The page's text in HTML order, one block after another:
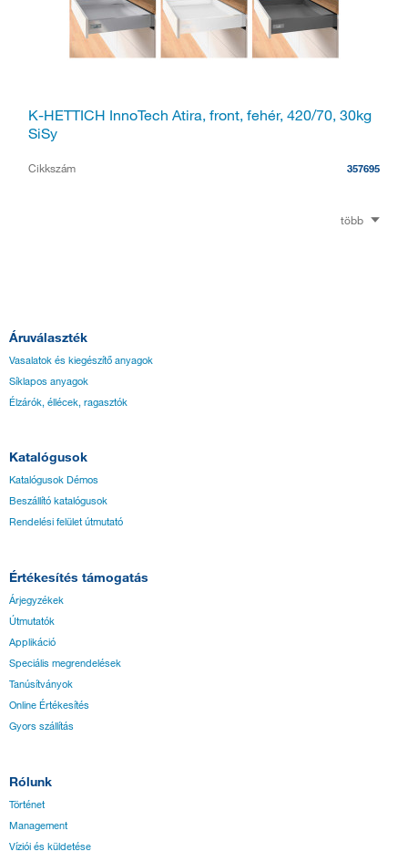
K-HETTICH InnoTech Atira, front, fehér, 420/70, 30kg
SiSy
Cikkszám 357695
több
Áruválaszték
Vasalatok és kiegészítő anyagok
Síklapos anyagok
Élzárók, éllécek, ragasztók
Katalógusok
Katalógusok Démos
Beszállító katalógusok
Rendelési felület útmutató
Értékesítés támogatás
Árjegyzékek
Útmutatók
Applikáció
Speciális megrendelések
Tanúsítványok
Online Értékesítés
Gyors szállítás
Rólunk
Történet
Management
Víziói és küldetése